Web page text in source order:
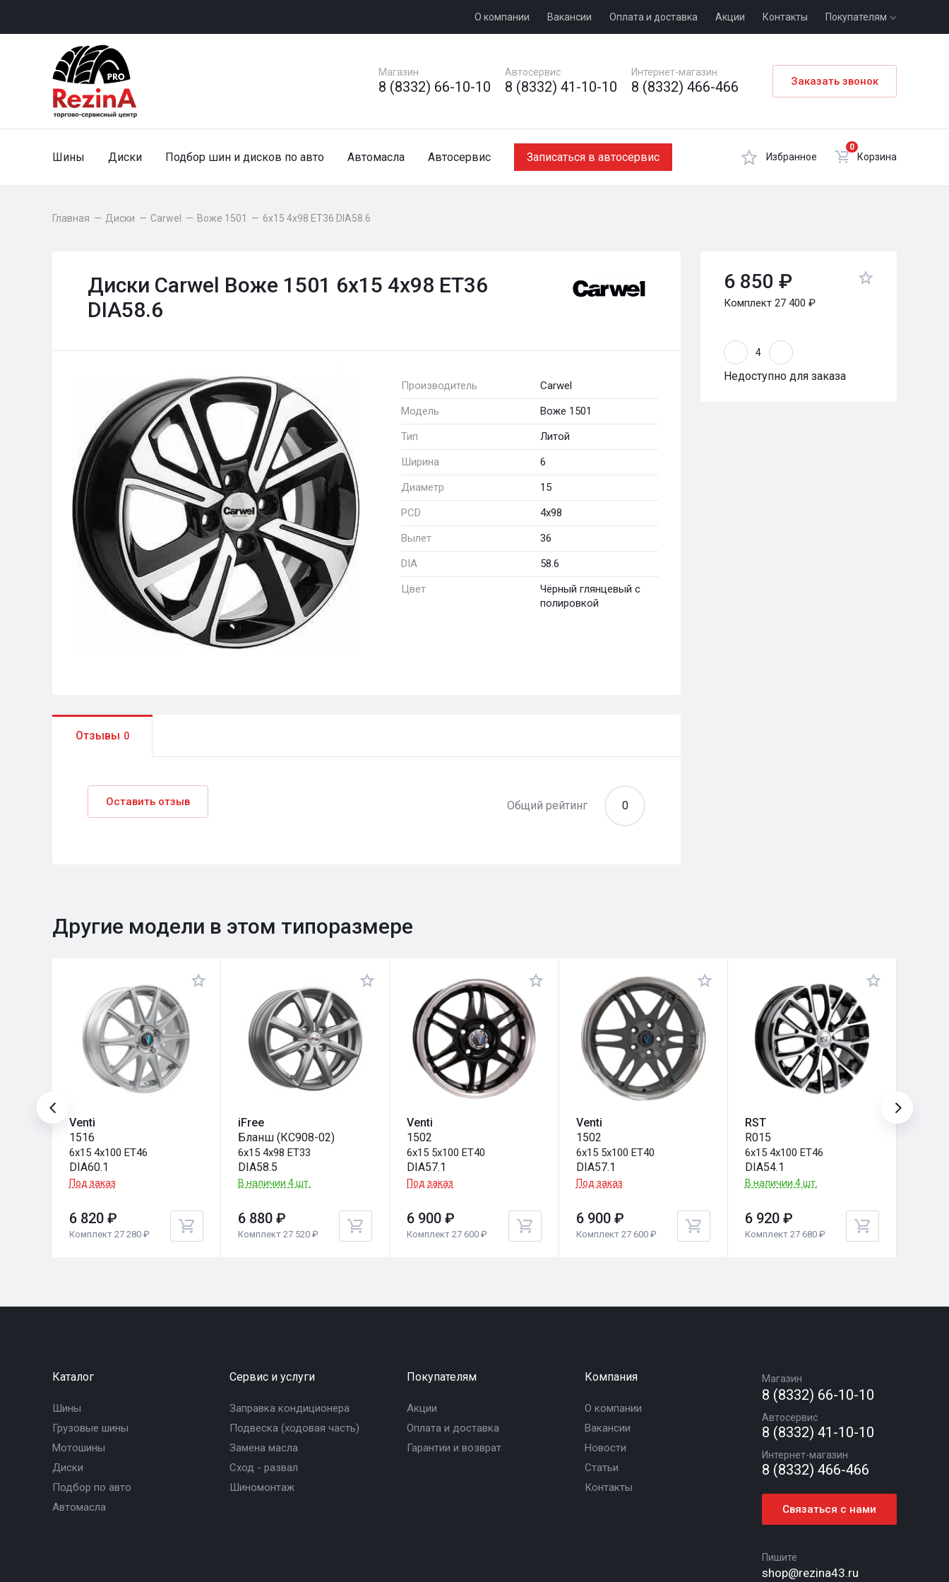
О компании Вакансии Оплата и доставка Акции Контакты Покупателям
Магазин
8 (8332) 66-10-10
Автосервис
8 (8332) 41-10-10
Интернет-магазин
8 (8332) 466-466 Заказать звонок
Шины Диски Подбор шин и дисков по авто Автомасла Автосервис Записаться в автосервис Избранное
0
Корзина
Главная — Диски — Carwel — Воже 1501 — 6x15 4x98 ET36 DIA58.6
Диски Carwel Воже 1501 6x15 4x98 ET36
DIA58.6
Производитель
Carwel
Модель
Воже 1501
Тип
Литой
Ширина
6
Диаметр
15
PCD
4x98
Вылет
36
DIA
58.6
Цвет
Чёрный глянцевый с
полировкой
Отзывы 0
Оставить отзыв Общий рейтинг 0
6 850 ₽
Комплект 27 400 ₽
Недоступно для заказа
Другие модели в этом типоразмере
Venti
1516
6x15 4x100 ET46
DIA60.1
Под заказ
6 820 ₽
Комплект 27 280 ₽
iFree
Бланш (КС908-02)
6x15 4x98 ET33
DIA58.5
В наличии 4 шт.
6 880 ₽
Комплект 27 520 ₽
Venti
1502
6x15 5x100 ET40
DIA57.1
Под заказ
6 900 ₽
Комплект 27 600 ₽
Venti
1502
6x15 5x100 ET40
DIA57.1
Под заказ
6 900 ₽
Комплект 27 600 ₽
RST
R015
6x15 4x100 ET46
DIA54.1
В наличии 4 шт.
6 920 ₽
Комплект 27 680 ₽
Каталог
Шины
Грузовые шины
Мотошины
Диски
Подбор по авто
Автомасла
Сервис и услуги
Заправка кондиционера
Подвеска (ходовая часть)
Замена масла
Сход - развал
Шиномонтаж
Покупателям
Акции
Оплата и доставка
Гарантии и возврат
Компания
О компании
Вакансии
Новости
Статьи
Контакты
Магазин
8 (8332) 66-10-10
Автосервис
8 (8332) 41-10-10
Интернет-магазин
8 (8332) 466-466
Связаться с нами
Пишите
shop@rezina43.ru